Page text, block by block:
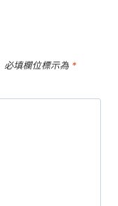
必填欄位標示為 *